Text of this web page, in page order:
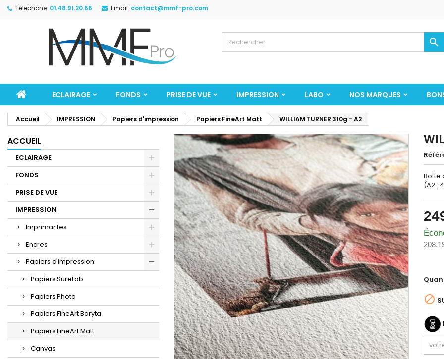
Téléphone: 01.48.91.20.66 Email: contact@mmf-pro.com

ECLAIRAGE FONDS PRISE DE VUE IMPRESSION LABO NOS MARQUES
Accueil IMPRESSION Papiers d'impression Papiers FineArt Matt WILLIAM TURNER 310g - A2
ACCUEIL
ECLAIRAGE
FONDS
PRISE DE VUE
IMPRESSION
Imprimantes
Encres
Papiers d'impression
Papiers SureLab
Papiers Photo
Papiers FineArt Baryta
Papiers FineArt Matt
Canvas
Boîte
(A2 :
